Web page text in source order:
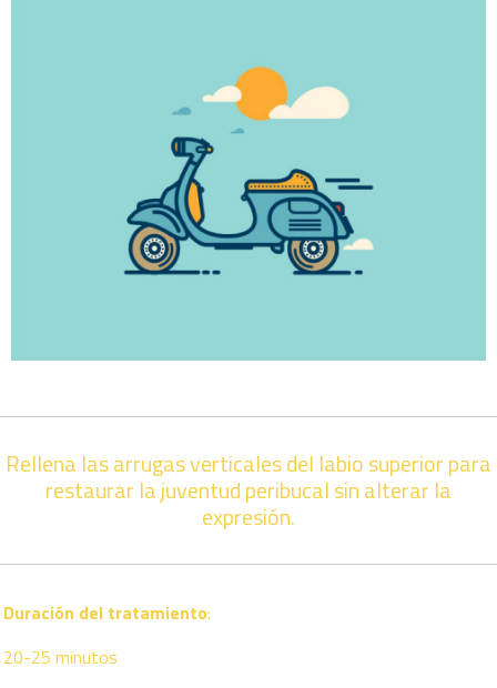
Rellena las arrugas verticales del labio superior para
restaurar la juventud peribucal sin alterar la
expresión.
Duración del tratamiento:
20-25 minutos